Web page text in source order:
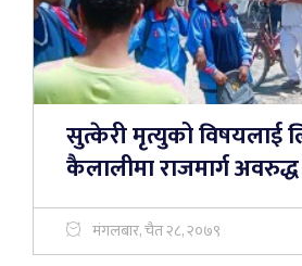
सुत्केरी मृत्युको विषयलाई
कैलालीमा राजमार्ग अवरुद्ध
मंगलबार, चैत २८, २०७९